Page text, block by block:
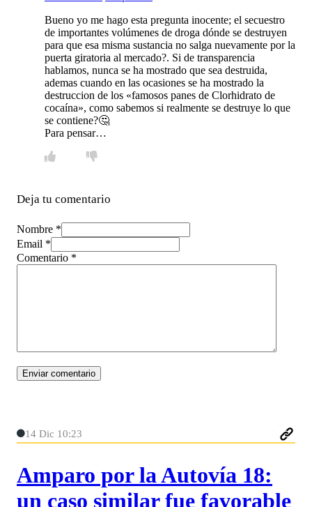
Bueno yo me hago esta pregunta inocente; el secuestro
de importantes volúmenes de droga dónde se destruyen
para que esa misma sustancia no salga nuevamente por la
puerta giratoria al mercado?. Si de transparencia
hablamos, nunca se ha mostrado que sea destruida,
ademas cuando en las ocasiones se ha mostrado la
destruccion de los «famosos panes de Clorhidrato de
cocaína», como sabemos si realmente se destruye lo que
se contiene?🤔
Para pensar…
Deja tu comentario
Nombre *
Email *
Comentario *
14 Dic 10:23
Amparo por la Autovía 18:
un caso similar fue favorable